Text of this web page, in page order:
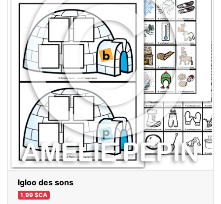
Igloo des sons
1,99 $CA